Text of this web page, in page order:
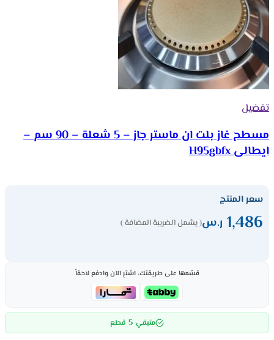
تفضيل
مسطح غاز بلت ان ماستر جاز – 5 شعلة – 90 سم –
ايطالى H95gbfx
سعر المنتج
1,486 ر.س( يشمل الضريبة المضافة )
قسّمها على طريقتك، اشترِ الآن وادفع لاحقاً
متبقي 5 قطع